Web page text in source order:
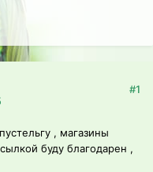
#1
, магазины
буду благодарен ,